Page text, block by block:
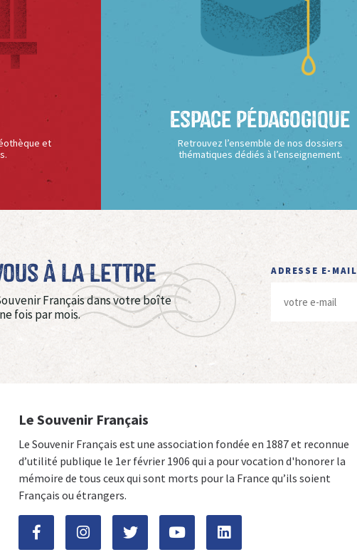
et
Espace Pédagogique
Retrouvez l’ensemble de nos dossiers
thématiques dédiés à l’enseignement.
à La Lettre
Français dans votre boîte
fois par mois.
ADRESSE E-MAIL
Le Souvenir Français
Le Souvenir Français est une association fondée en 1887 et reconnue
d’utilité publique le 1er février 1906 qui a pour vocation d'honorer la
mémoire de tous ceux qui sont morts pour la France qu’ils soient
Français ou étrangers.